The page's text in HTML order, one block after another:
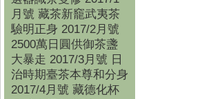
月號 藏茶新竉武夷茶
驗明正身 2017/2月號
2500萬日圓供御茶盞
大暴走 2017/3月號 日
治時期臺茶本尊和分身
2017/4月號 藏德化杯